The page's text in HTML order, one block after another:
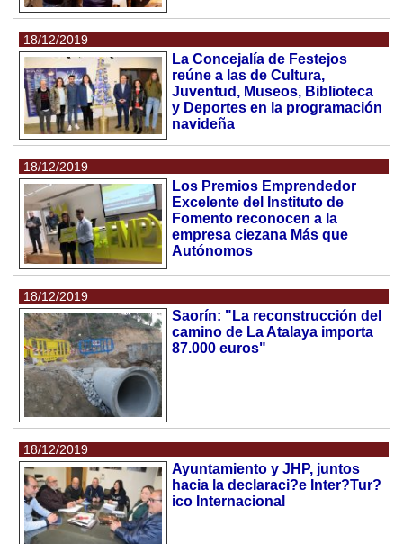
18/12/2019
La Concejalía de Festejos
reúne a las de Cultura,
Juventud, Museos, Biblioteca
y Deportes en la programación
navideña
18/12/2019
Los Premios Emprendedor
Excelente del Instituto de
Fomento reconocen a la
empresa ciezana Más que
Autónomos
18/12/2019
Saorín: "La reconstrucción del
camino de La Atalaya importa
87.000 euros"
18/12/2019
Ayuntamiento y JHP, juntos
hacia la declaraci?e Inter?Tur?
ico Internacional